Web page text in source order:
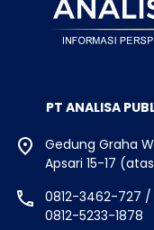
PT ANALISA
Gedung Graha
Apsari 15-17
0812-3462-727
0812-5233-1878